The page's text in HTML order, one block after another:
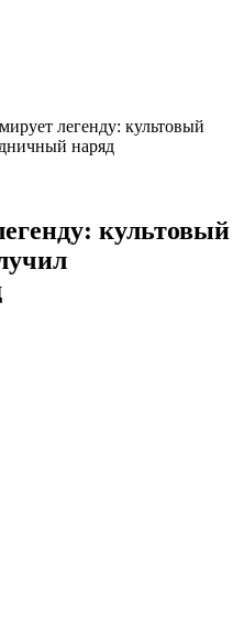
легенду: культовый
наряд
культовый